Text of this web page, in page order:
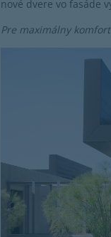
nové dvere vo fasáde
Pre maximálny